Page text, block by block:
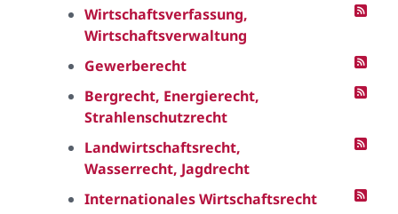
Wirtschaftsverfassung,
Wirtschaftsverwaltung
Gewerberecht
Bergrecht, Energierecht,
Strahlenschutzrecht
Landwirtschaftsrecht,
Wasserrecht, Jagdrecht
Internationales Wirtschaftsrecht